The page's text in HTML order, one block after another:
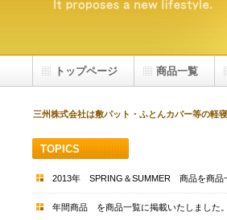
三州株式会社は敷パット・ふとんカバー等の軽
TOPICS
2013年 SPRING＆SUMMER 商品を商品
年間商品 を商品一覧に掲載いたしました。
トップページ 商品一覧